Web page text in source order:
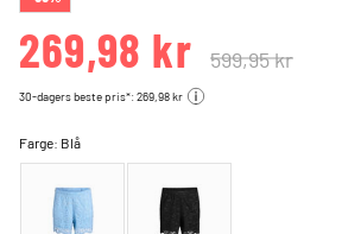
269,98 kr 599,95 kr
30-dagers beste pris*: 269,98 kr
Farge: Blå